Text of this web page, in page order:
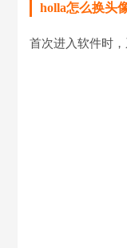
holla怎么换头
首次进入软件时